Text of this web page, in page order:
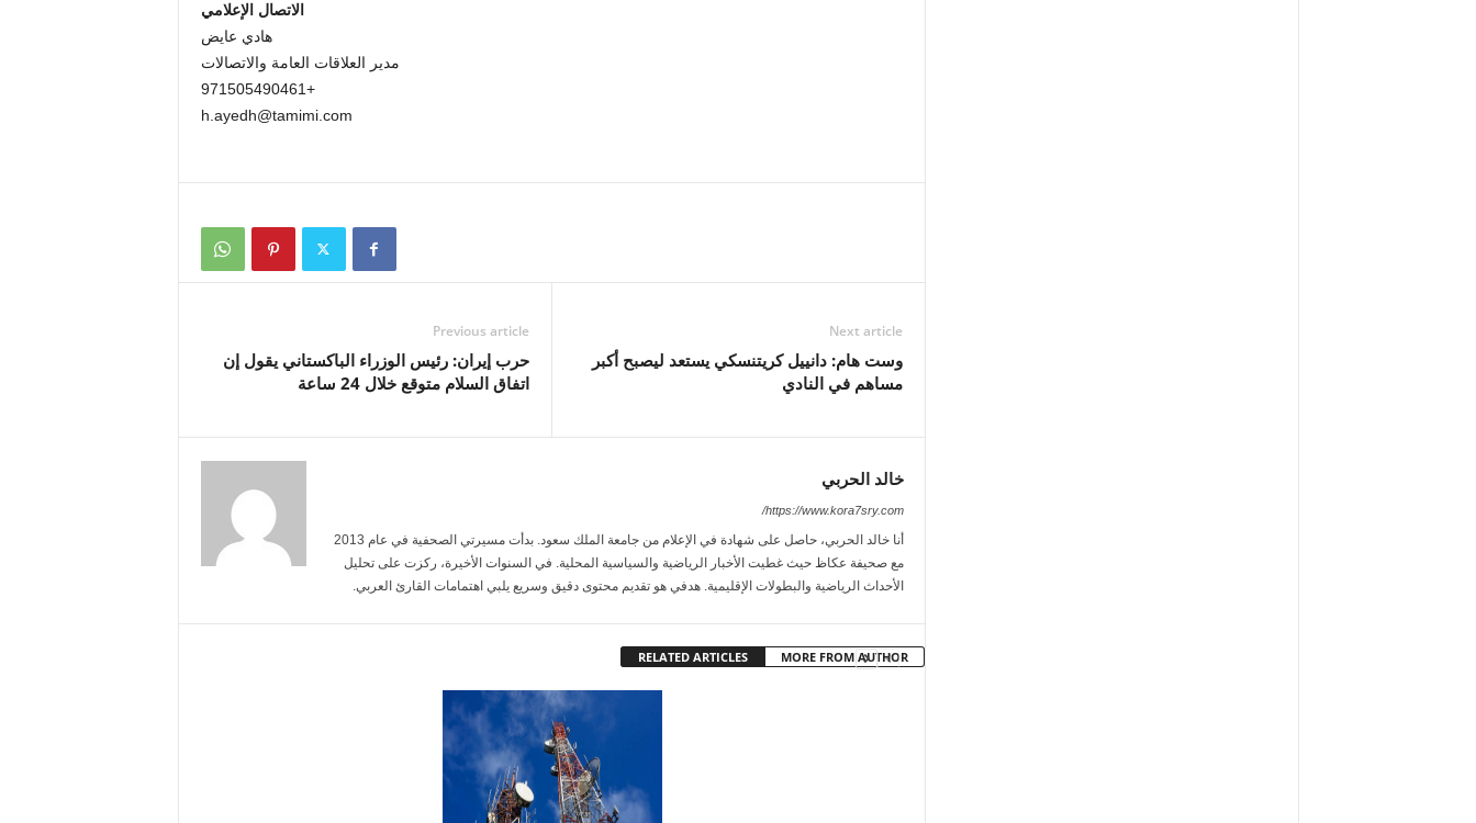
الاتصال الإعلامي
هادي عايض
مدير العلاقات العامة والاتصالات
+971505490461
h.ayedh@tamimi.com
Previous article
حرب إيران: رئيس الوزراء الباكستاني يقول إن
اتفاق السلام متوقع خلال 24 ساعة
Next article
وست هام: دانييل كريتنسكي يستعد ليصبح أكبر
مساهم في النادي
خالد الحربي
https://www.kora7sry.com/
أنا خالد الحربي، حاصل على شهادة في الإعلام من جامعة الملك سعود. بدأت مسيرتي الصحفية في عام 2013
مع صحيفة عكاظ حيث غطيت الأخبار الرياضية والسياسية المحلية. في السنوات الأخيرة، ركزت على تحليل
الأحداث الرياضية والبطولات الإقليمية. هدفي هو تقديم محتوى دقيق وسريع يلبي اهتمامات القارئ العربي.
RELATED ARTICLES MORE FROM AUTHOR